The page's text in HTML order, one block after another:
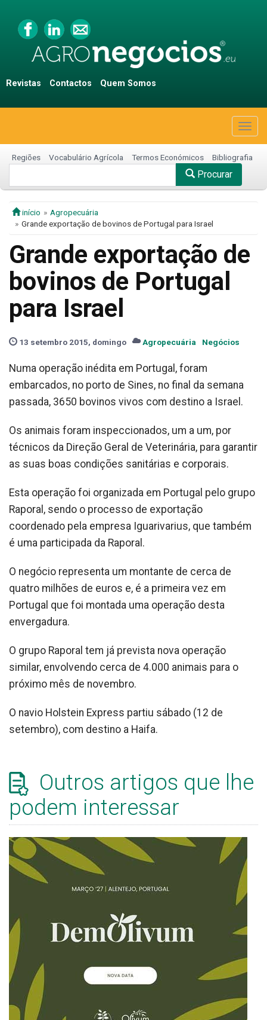
Revistas Contactos Quem Somos
Regiões Vocabulário Agrícola Termos Económicos Bibliografia
Procurar
início
Agropecuária
Grande exportação de bovinos de Portugal para Israel
Grande exportação de
bovinos de Portugal
para Israel
13 setembro 2015, domingo Agropecuária Negócios
Numa operação inédita em Portugal, foram
embarcados, no porto de Sines, no final da semana
passada, 3650 bovinos vivos com destino a Israel.
Os animais foram inspeccionados, um a um, por
técnicos da Direção Geral de Veterinária, para garantir
as suas boas condições sanitárias e corporais.
Esta operação foi organizada em Portugal pelo grupo
Raporal, sendo o processo de exportação
coordenado pela empresa Iguarivarius, que também
é uma participada da Raporal.
O negócio representa um montante de cerca de
quatro milhões de euros e, é a primeira vez em
Portugal que foi montada uma operação desta
envergadura.
O grupo Raporal tem já prevista nova operação
similar, envolvendo cerca de 4.000 animais para o
próximo mês de novembro.
O navio Holstein Express partiu sábado (12 de
setembro), com destino a Haifa.
Outros artigos que lhe
podem interessar